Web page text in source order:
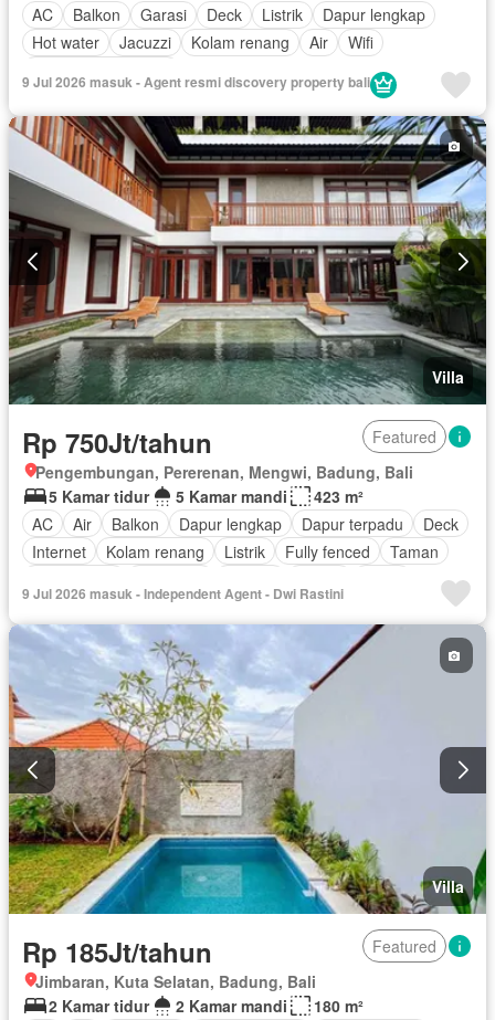
AC
Balkon Garasi Deck Listrik
Dapur lengkap
Hot water
Jacuzzi Kolam renang Air
Wifi
9 Jul 2026 masuk - Agent resmi discovery property bali
Villa
Rp 750Jt/tahun
Featured
Pengembungan, Pererenan, Mengwi, Badung, Bali
5 Kamar tidur
5 Kamar mandi
423 m²
AC
Air Balkon Dapur lengkap Dapur terpadu
Deck
Internet
Kolam renang Listrik Fully fenced
Taman
Halaman
Wifi Berperabot lengkap
9 Jul 2026 masuk - Independent Agent - Dwi Rastini
Villa
Rp 185Jt/tahun
Featured
Jimbaran, Kuta Selatan, Badung, Bali
2 Kamar tidur
2 Kamar mandi
180 m²